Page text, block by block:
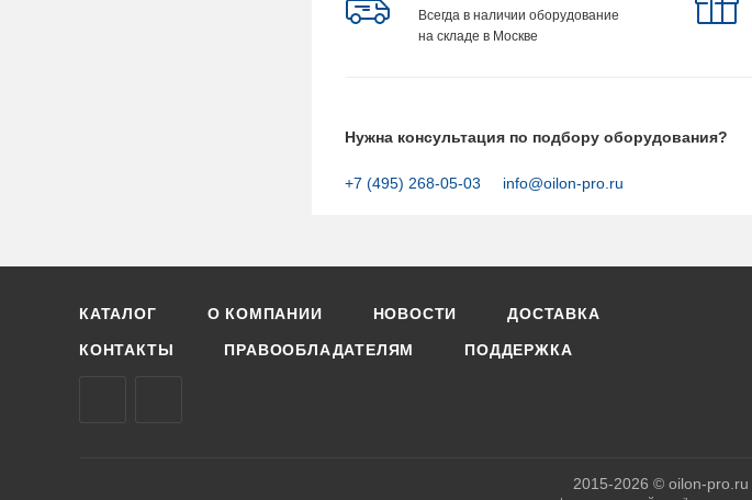
Всегда в наличии оборудование
на складе в Москве
Нужна консультация по подбору оборудования?
+7 (495) 268-05-03 info@oilon-pro.ru
КАТАЛОГ О КОМПАНИИ НОВОСТИ ДОСТАВКА
КОНТАКТЫ ПРАВООБЛАДАТЕЛЯМ ПОДДЕРЖКА
2015-2026 © oilon-pro.ru